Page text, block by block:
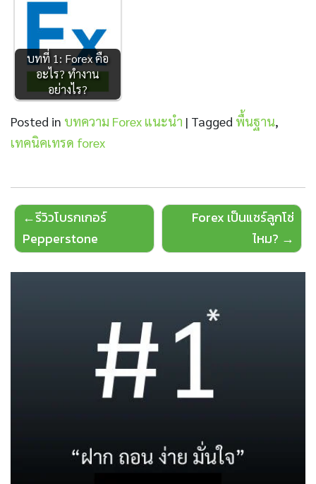
บทที่ 1: Forex คือ
อะไร? ทำงาน
อย่างไร?
Posted in บทความ Forex แนะนำ | Tagged พื้นฐาน,
เทคนิคเทรด forex
Post
navigation
รีวิวโบรกเกอร์
Pepperstone
Forex เป็นแชร์ลูกโซ่
ไหม?